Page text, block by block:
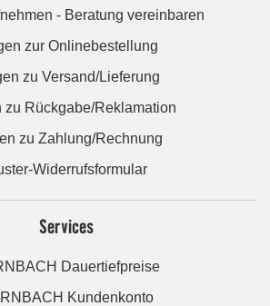
- Beratung vereinbaren
zur Onlinebestellung
zu Versand/Lieferung
zu Rückgabe/Reklamation
zu Zahlung/Rechnung
Widerrufsformular
Services
Dauertiefpreise
Kundenkonto